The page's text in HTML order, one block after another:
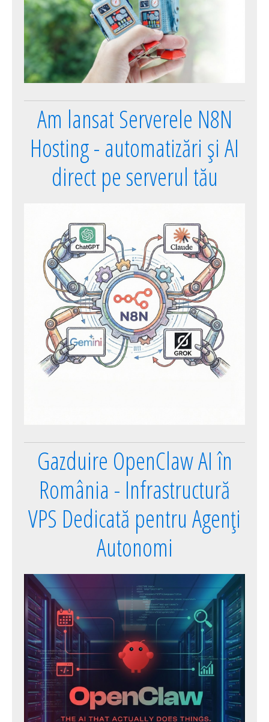
Am lansat Serverele N8N
Hosting - automatizări și AI
direct pe serverul tău
Gazduire OpenClaw AI în
România - Infrastructură
VPS Dedicată pentru Agenți
Autonomi